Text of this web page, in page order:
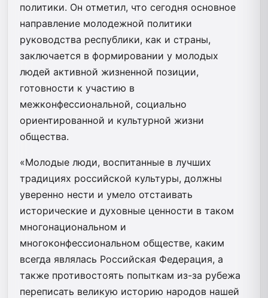
политики. Он отметил, что сегодня основное
направление молодежной политики
руководства республики, как и страны,
заключается в формировании у молодых
людей активной жизненной позиции,
готовности к участию в
межконфессиональной, социально
ориентированной и культурной жизни
общества.
«Молодые люди, воспитанные в лучших
традициях российской культуры, должны
уверенно нести и умело отстаивать
исторические и духовные ценности в таком
многонациональном и
многоконфессиональном обществе, каким
всегда являлась Российская Федерация, а
также противостоять попыткам из-за рубежа
переписать великую историю народов нашей